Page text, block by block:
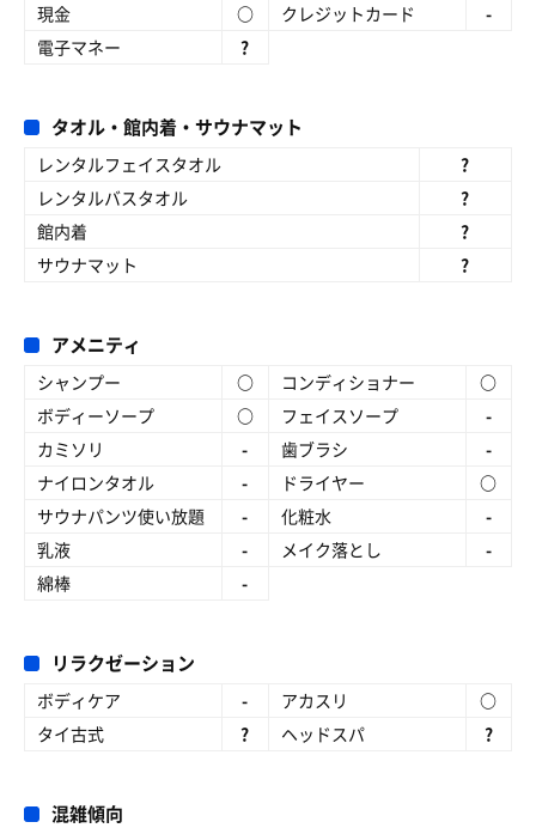
現金 ○ クレジットカード
-
電子マネー
?
タオル・館内着・サウナマット
レンタルフェイスタオル
?
レンタルバスタオル
?
館内着
?
サウナマット
?
アメニティ
シャンプー ○ コンディショナー
○
ボディーソープ
○ フェイスソープ
-
カミソリ
- 歯ブラシ
-
ナイロンタオル
- ドライヤー
○
サウナパンツ使い放題
- 化粧水
-
乳液
- メイク落とし
-
綿棒
-
リラクゼーション
ボディケア - アカスリ
○
タイ古式
? ヘッドスパ ?
混雑傾向